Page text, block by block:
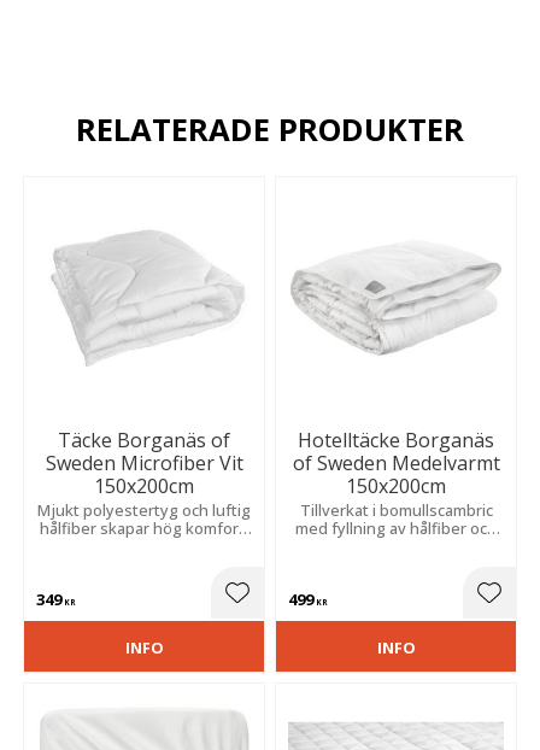
RELATERADE PRODUKTER
Täcke Borganäs of
Sweden Microfiber Vit
150x200cm
Mjukt polyestertyg och luftig
hålfiber skapar hög komfort,
349KR Lägg till i favoriter
INFO
Hotelltäcke Borganäs
of Sweden Medelvarmt
150x200cm
Tillverkat i bomullscambric
med fyllning av hålfiber och
499KR
INFO